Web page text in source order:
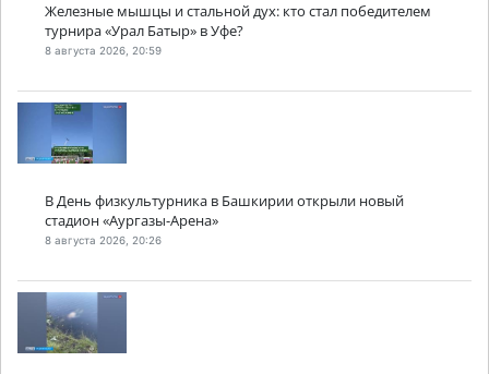
Железные мышцы и стальной дух: кто стал победителем
турнира «Урал Батыр» в Уфе?
8 августа 2026, 20:59
В День физкультурника в Башкирии открыли новый
стадион «Аургазы-Арена»
8 августа 2026, 20:26